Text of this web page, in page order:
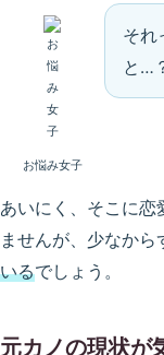
お悩み女子
それ
と…
あいにく、そこに恋
ませんが、少なから
いるでしょう。
元カノの現状が